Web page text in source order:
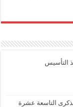
التأسيس
التاسعة عشرة